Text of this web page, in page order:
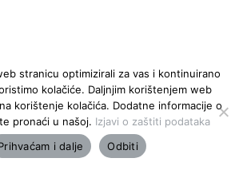
stranicu optimizirali za vas i kontinuirano
kolačiće. Daljnjim korištenjem web
korištenje kolačića. Dodatne informacije o
pronaći u našoj. Izjavi o zaštiti podataka
i dalje
Odbiti